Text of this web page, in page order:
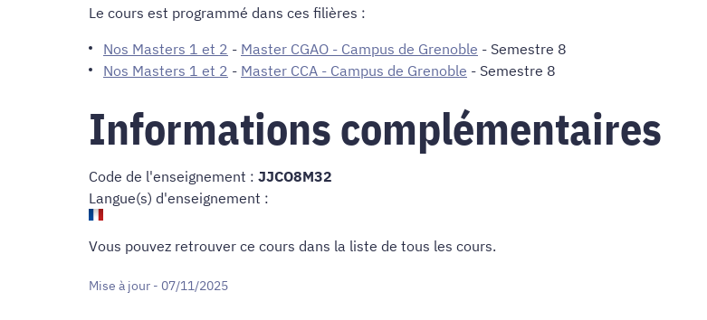
Le cours est programmé dans ces filières :
Nos Masters 1 et 2 - Master CGAO - Campus de Grenoble - Semestre 8
Nos Masters 1 et 2 - Master CCA - Campus de Grenoble - Semestre 8
Informations complémentaires
Code de l'enseignement : JJCO8M32
Langue(s) d'enseignement :
Vous pouvez retrouver ce cours dans la liste de tous les cours.
Mise à jour - 07/11/2025